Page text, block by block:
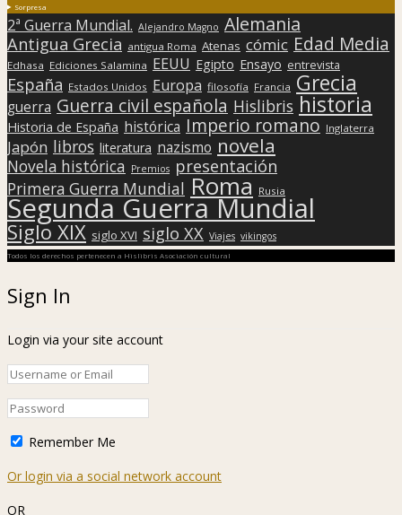
Sorpresa
2ª Guerra Mundial. Alejandro Magno Alemania
Antigua Grecia antigua Roma Atenas cómic Edad Media
Edhasa Ediciones Salamina EEUU Egipto Ensayo entrevista
España Estados Unidos Europa filosofía Francia Grecia
guerra Guerra civil española Hislibris historia
Historia de España histórica Imperio romano Inglaterra
Japón libros literatura nazismo novela
Novela histórica Premios presentación
Primera Guerra Mundial Roma Rusia
Segunda Guerra Mundial
Siglo XIX siglo XVI siglo XX Viajes vikingos
Todos los derechos pertenecen a Hislibris Asociación cultural
Sign In
Login via your site account
Remember Me
Or login via a social network account
OR